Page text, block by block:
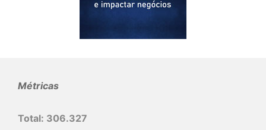
Métricas
Total: 306.327